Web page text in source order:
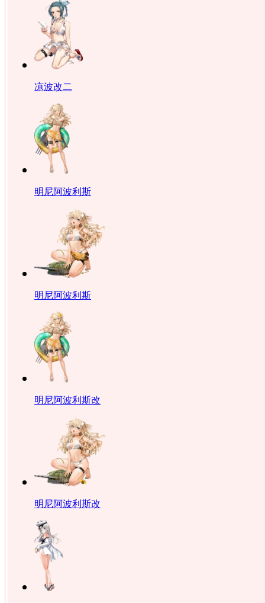
凉波改二
明尼阿波利斯
明尼阿波利斯
明尼阿波利斯改
明尼阿波利斯改